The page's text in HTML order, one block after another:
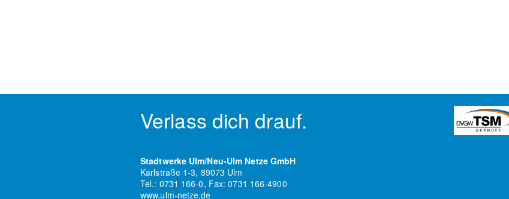
Verlass dich drauf.
Stadtwerke Ulm/Neu-Ulm Netze GmbH
Karlstraße 1-3, 89073 Ulm
Tel.: 0731 166-0, Fax: 0731 166-4900
www.ulm-netze.de